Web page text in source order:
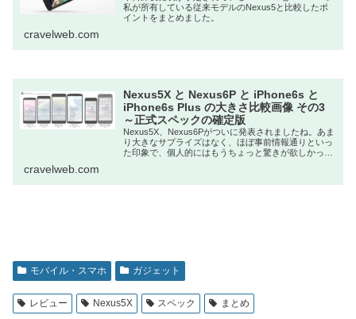
私が所有している従来モデルのNexus5と比較したポ
イントをまとめました。
cravelweb.com
Nexus5X と Nexus6P と iPhone6s と
iPhone6s Plus の大きさ比較画像 その3
～正式スペックの確定版
Nexus5X、Nexus6Pがついに発表されましたね。あま
り大きなサプライズはなく、ほぼ事前情報通りといっ
た印象で、個人的にはもうちょっと驚きが欲しかった
cravelweb.com
モバイル・スマホ ガジェット
レビュー Nexus5X スペック まとめ